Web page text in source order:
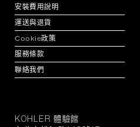
安裝費用說明
運送與退貨
Cookie政策
服務條款
聯絡我們
KOHLER
KOHLER 體驗館